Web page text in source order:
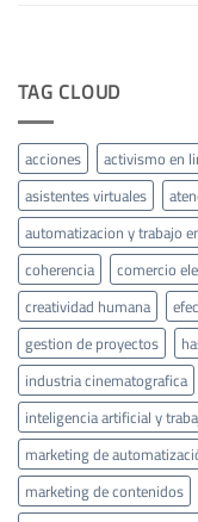
TAG CLOUD
acciones activismo en
asistentes virtuales
automatizacion y trabajo
coherencia
comercio
creatividad humana
gestion de proyectos
industria cinematografica
inteligencia artificial y
marketing de
marketing de contenidos